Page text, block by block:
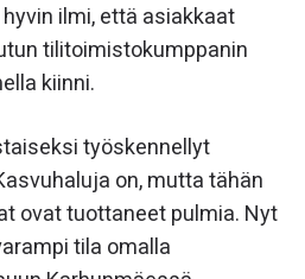
ilmi, että asiakkaat
tilitoimistokumppanin
kiinni.
työskennellyt
on, mutta tähän
ovat tuottaneet pulmia. Nyt
tila omalla